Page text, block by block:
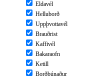
Eldavél
Helluborð
Uppþvottavél
Brauðrist
Kaffivél
Bakaraofn
Ketill
Borðbúnaður